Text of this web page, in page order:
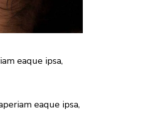
eaque ipsa,
eaque ipsa,